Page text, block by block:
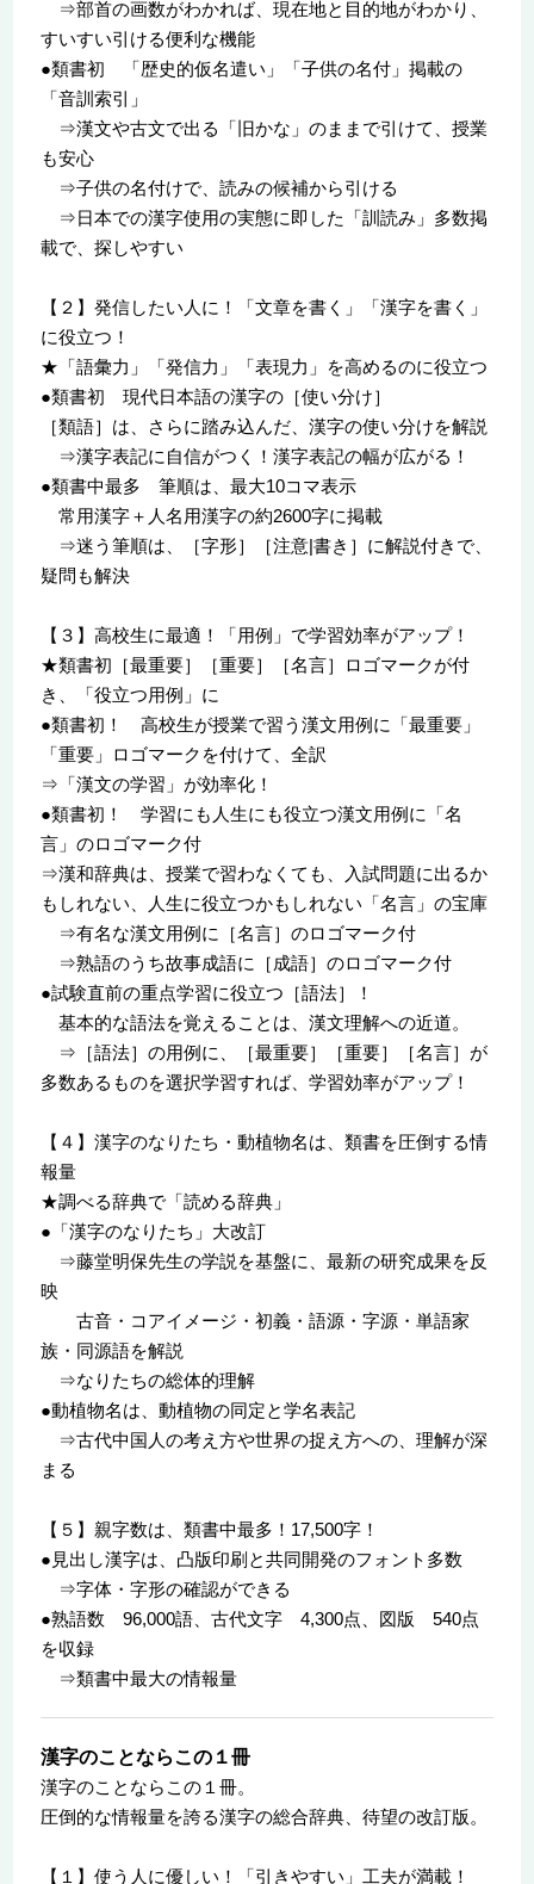
⇒部首の画数がわかれば、現在地と目的地がわかり、
すいすい引ける便利な機能
●類書初 「歴史的仮名遣い」「子供の名付」掲載の
「音訓索引」
⇒漢文や古文で出る「旧かな」のままで引けて、授業
も安心
⇒子供の名付けで、読みの候補から引ける
⇒日本での漢字使用の実態に即した「訓読み」多数掲
載で、探しやすい
【２】発信したい人に！「文章を書く」「漢字を書く」
に役立つ！
★「語彙力」「発信力」「表現力」を高めるのに役立つ
●類書初 現代日本語の漢字の［使い分け］
［類語］は、さらに踏み込んだ、漢字の使い分けを解説
⇒漢字表記に自信がつく！漢字表記の幅が広がる！
●類書中最多 筆順は、最大10コマ表示
常用漢字＋人名用漢字の約2600字に掲載
⇒迷う筆順は、［字形］［注意|書き］に解説付きで、
疑問も解決
【３】高校生に最適！「用例」で学習効率がアップ！
★類書初［最重要］［重要］［名言］ロゴマークが付
き、「役立つ用例」に
●類書初！ 高校生が授業で習う漢文用例に「最重要」
「重要」ロゴマークを付けて、全訳
⇒「漢文の学習」が効率化！
●類書初！ 学習にも人生にも役立つ漢文用例に「名
言」のロゴマーク付
⇒漢和辞典は、授業で習わなくても、入試問題に出るか
もしれない、人生に役立つかもしれない「名言」の宝庫
⇒有名な漢文用例に［名言］のロゴマーク付
⇒熟語のうち故事成語に［成語］のロゴマーク付
●試験直前の重点学習に役立つ［語法］！
基本的な語法を覚えることは、漢文理解への近道。
⇒［語法］の用例に、［最重要］［重要］［名言］が
多数あるものを選択学習すれば、学習効率がアップ！
【４】漢字のなりたち・動植物名は、類書を圧倒する情
報量
★調べる辞典で「読める辞典」
●「漢字のなりたち」大改訂
⇒藤堂明保先生の学説を基盤に、最新の研究成果を反
映
古音・コアイメージ・初義・語源・字源・単語家
族・同源語を解説
⇒なりたちの総体的理解
●動植物名は、動植物の同定と学名表記
⇒古代中国人の考え方や世界の捉え方への、理解が深
まる
【５】親字数は、類書中最多！17,500字！
●見出し漢字は、凸版印刷と共同開発のフォント多数
⇒字体・字形の確認ができる
●熟語数 96,000語、古代文字 4,300点、図版 540点
を収録
⇒類書中最大の情報量
漢字のことならこの１冊
漢字のことならこの１冊。
圧倒的な情報量を誇る漢字の総合辞典、待望の改訂版。
【１】使う人に優しい！「引きやすい」工夫が満載！